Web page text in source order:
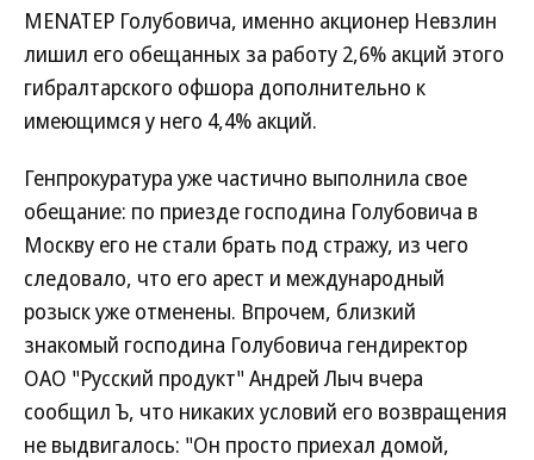
MENATEP Голубовича, именно акционер Невзлин
лишил его обещанных за работу 2,6% акций этого
гибралтарского офшора дополнительно к
имеющимся у него 4,4% акций.
Генпрокуратура уже частично выполнила свое
обещание: по приезде господина Голубовича в
Москву его не стали брать под стражу, из чего
следовало, что его арест и международный
розыск уже отменены. Впрочем, близкий
знакомый господина Голубовича гендиректор
ОАО "Русский продукт" Андрей Лыч вчера
сообщил Ъ, что никаких условий его возвращения
не выдвигалось: "Он просто приехал домой,